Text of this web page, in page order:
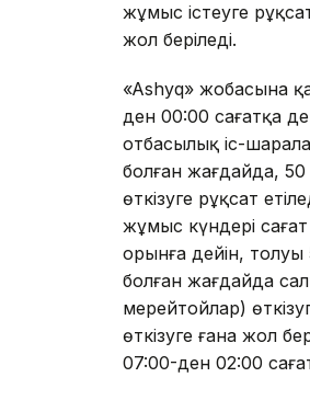
жұмыс істеуге
жол беріледі.
«Ashyq» жобасына
ден 00:00 сағатқа
отбасылық іс-
болған жағдайда,
өткізуге рұқсат
жұмыс күндері
орынға дейін,
болған жағдайда
мерейтойлар)
өткізуге ғана жол
07:00-ден 02:00